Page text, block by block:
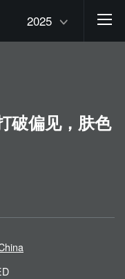
2025
破偏⻅，肤⾊